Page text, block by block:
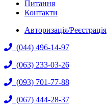
Питання
Контакти
Авторизація/Реєстрація
(044) 496-14-97
(063) 233-03-26
(093) 701-77-88
(067) 444-28-37